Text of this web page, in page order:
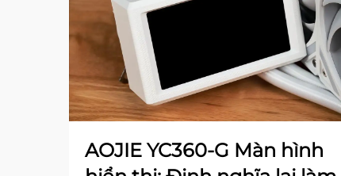
AOJIE YC360-G Màn hình